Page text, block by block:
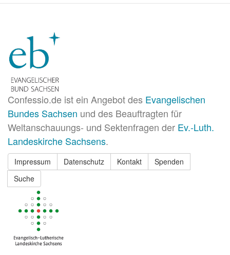
Confessio.de ist ein Angebot des Evangelischen
Bundes Sachsen und des Beauftragten für
Weltanschauungs- und Sektenfragen der Ev.-Luth.
Landeskirche Sachsens.
Impressum Datenschutz Kontakt
Spenden
Suche